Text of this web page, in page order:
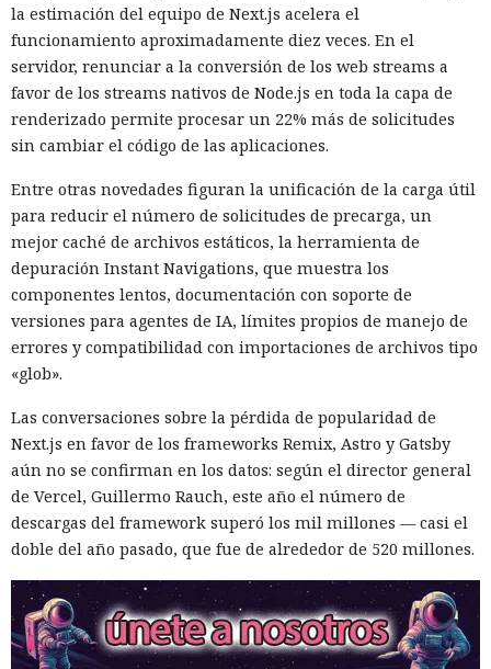
tecnológicas chinas por parte de las autoridades
estadounidenses hace tiempo que son noticia habitual —
ahora un escenario similar
se está desarrollando
inverso. La Administración del Ciberespacio de China
anunció el inicio de una revisión de los productos de la
estadounidense Palo Alto Networks que se venden en el
territorio del país, citando riesgos para la infraestructura
informática crítica y la seguridad nacional.
El regulador no nombró productos concretos de la compañía
sujetos a revisión, no reveló la naturaleza de posibles
vulnerabilidades ni precisó qué medidas podrían seguir en
caso de detectarse incumplimientos.
La decisión se produjo en medio del empeoramiento de las
disputas comerciales y tecnológicas entre Pekín y
Washington, que ponen en peligro la frágil tregua
alcanzada en las últimas cumbres bilaterales. El día
anterior, el Ministerio de Comercio de China anunció
la estimación del equipo de Next.js acelera el
funcionamiento aproximadamente diez veces. En el
servidor, renunciar a la conversión de los web streams a
favor de los streams nativos de Node.js en toda la capa de
renderizado permite procesar un 22% más de solicitudes
sin cambiar el código de las aplicaciones.
Entre otras novedades figuran la unificación de la carga útil
para reducir el número de solicitudes de precarga, un
mejor caché de archivos estáticos, la herramienta de
depuración Instant Navigations, que muestra los
componentes lentos, documentación con soporte de
versiones para agentes de IA, límites propios de manejo de
errores y compatibilidad con importaciones de archivos tipo
«glob».
Las conversaciones sobre la pérdida de popularidad de
Next.js en favor de los frameworks Remix, Astro y Gatsby
aún no se confirman en los datos: según el director general
de Vercel, Guillermo Rauch, este año el número de
descargas del framework superó los mil millones — casi el
doble del año pasado, que fue de alrededor de 520 millones.